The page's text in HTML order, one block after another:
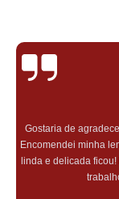
Gostaria de
Encomendei minha
linda e delicada